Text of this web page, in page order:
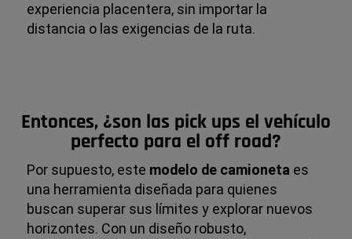
experiencia placentera, sin importar la
distancia o las exigencias de la ruta.
Entonces, ¿son las pick ups el vehículo
perfecto para el off road?
Por supuesto, este modelo de camioneta es
una herramienta diseñada para quienes
buscan superar sus límites y explorar nuevos
horizontes. Con un diseño robusto,